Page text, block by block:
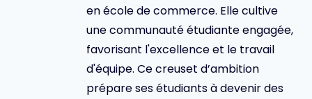
en école de commerce. Elle cultive
une communauté étudiante engagée,
favorisant l'excellence et le travail
d'équipe. Ce creuset d’ambition
prépare ses étudiants à devenir des